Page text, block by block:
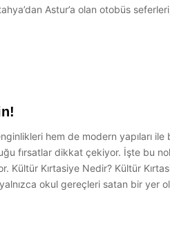
Astur’a olan otobüs
hem de modern
fırsatlar dikkat çekiyor. İşte bu
Kültür Kırtasiye Nedir? Kültür
okul gereçleri satan bir yer